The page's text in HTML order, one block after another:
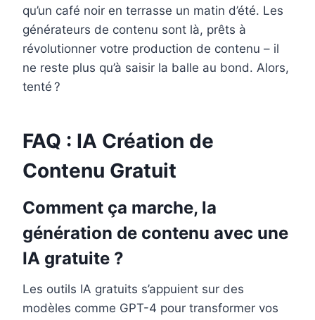
qu’un café noir en terrasse un matin d’été. Les
générateurs de contenu sont là, prêts à
révolutionner votre production de contenu – il
ne reste plus qu’à saisir la balle au bond. Alors,
tenté ?
FAQ : IA Création de
Contenu Gratuit
Comment ça marche, la
génération de contenu avec une
IA gratuite ?
Les outils IA gratuits s’appuient sur des
modèles comme GPT-4 pour transformer vos